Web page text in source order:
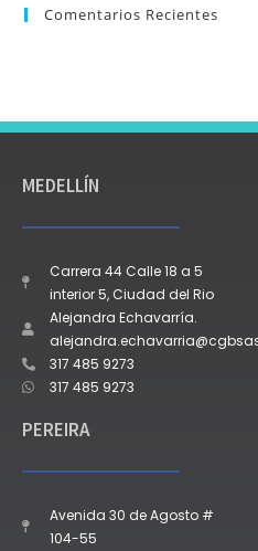
Comentarios Recientes
MEDELLÍN
Carrera 44 Calle 18 a 5
interior 5, Ciudad del Rio
Alejandra Echavarría.
317 485 9273
317 485 9273
PEREIRA
Avenida 30 de Agosto #
104-55